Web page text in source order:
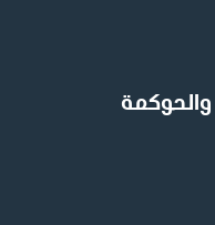
والحوكمة